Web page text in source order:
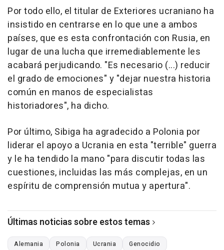
Por todo ello, el titular de Exteriores ucraniano ha
insistido en centrarse en lo que une a ambos
países, que es esta confrontación con Rusia, en
lugar de una lucha que irremediablemente les
acabará perjudicando. "Es necesario (...) reducir
el grado de emociones" y "dejar nuestra historia
común en manos de especialistas
historiadores", ha dicho.
Por último, Sibiga ha agradecido a Polonia por
liderar el apoyo a Ucrania en esta "terrible" guerra
y le ha tendido la mano "para discutir todas las
cuestiones, incluidas las más complejas, en un
espíritu de comprensión mutua y apertura".
Últimas noticias sobre estos temas
Alemania Polonia Ucrania Genocidio